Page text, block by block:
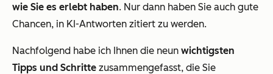
wie Sie es erlebt haben. Nur dann haben Sie auch gute
Chancen, in KI-Antworten zitiert zu werden.
Nachfolgend habe ich Ihnen die neun wichtigsten
Tipps und Schritte zusammengefasst, die Sie